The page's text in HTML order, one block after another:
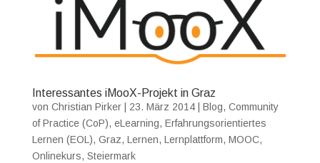
Interessantes iMooX-Projekt in Graz
von Christian Pirker| 23. März 2014| Blog, Community
of Practice (CoP), eLearning, Erfahrungsorientiertes
Lernen (EOL), Graz, Lernen, Lernplattform, MOOC,
Onlinekurs, Steiermark